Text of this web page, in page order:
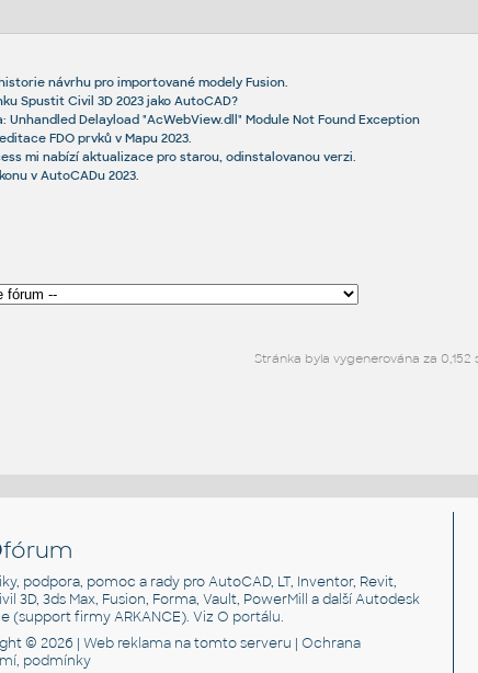
návrhu pro importované modely Fusion.
Spustit Civil 3D 2023 jako AutoCAD?
Unhandled Delayload "AcWebView.dll" Module Not Found Exception
FDO prvků v Mapu 2023.
mi nabízí aktualizace pro starou, odinstalovanou verzi.
v AutoCADu 2023.
Stránka byla vygenerována za 0,152
fórum
podpora, pomoc a rady pro AutoCAD, LT, Inventor, Revit,
3D, 3ds Max, Fusion, Forma, Vault, PowerMill a další Autodesk
(support firmy ARKANCE). VizO portálu.
© 2026 |Web reklama na tomto serveru |Ochrana
podmínky